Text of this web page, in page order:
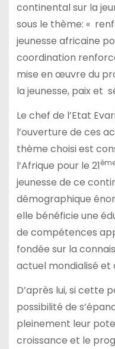
continental sur la
sous le thème: «
jeunesse africaine
coordination
mise en œuvre du
la jeunesse, paix et
Le chef de l’Etat
l’ouverture de ces
thème choisi est
l’Afrique pour le 21
jeunesse de ce
démographique
elle bénéficie une
de compétences
fondée sur la
actuel mondialisé et
D’après lui, si cette
possibilité de
pleinement leur
croissance et le